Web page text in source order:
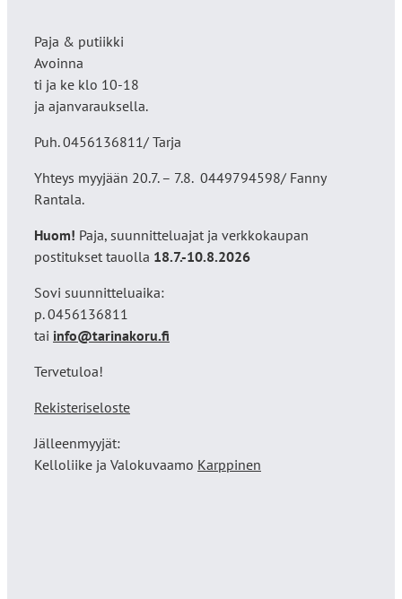
Paja & putiikki
Avoinna
ti ja ke klo 10-18
ja ajanvarauksella.
Puh. 0456136811/ Tarja
Yhteys myyjään 20.7. – 7.8. 0449794598/ Fanny
Rantala.
Huom! Paja, suunnitteluajat ja verkkokaupan
postitukset tauolla 18.7.-10.8.2026
Sovi suunnitteluaika:
p. 0456136811
tai info@tarinakoru.fi
Tervetuloa!
Rekisteriseloste
Jälleenmyyjät:
Kelloliike ja Valokuvaamo Karppinen